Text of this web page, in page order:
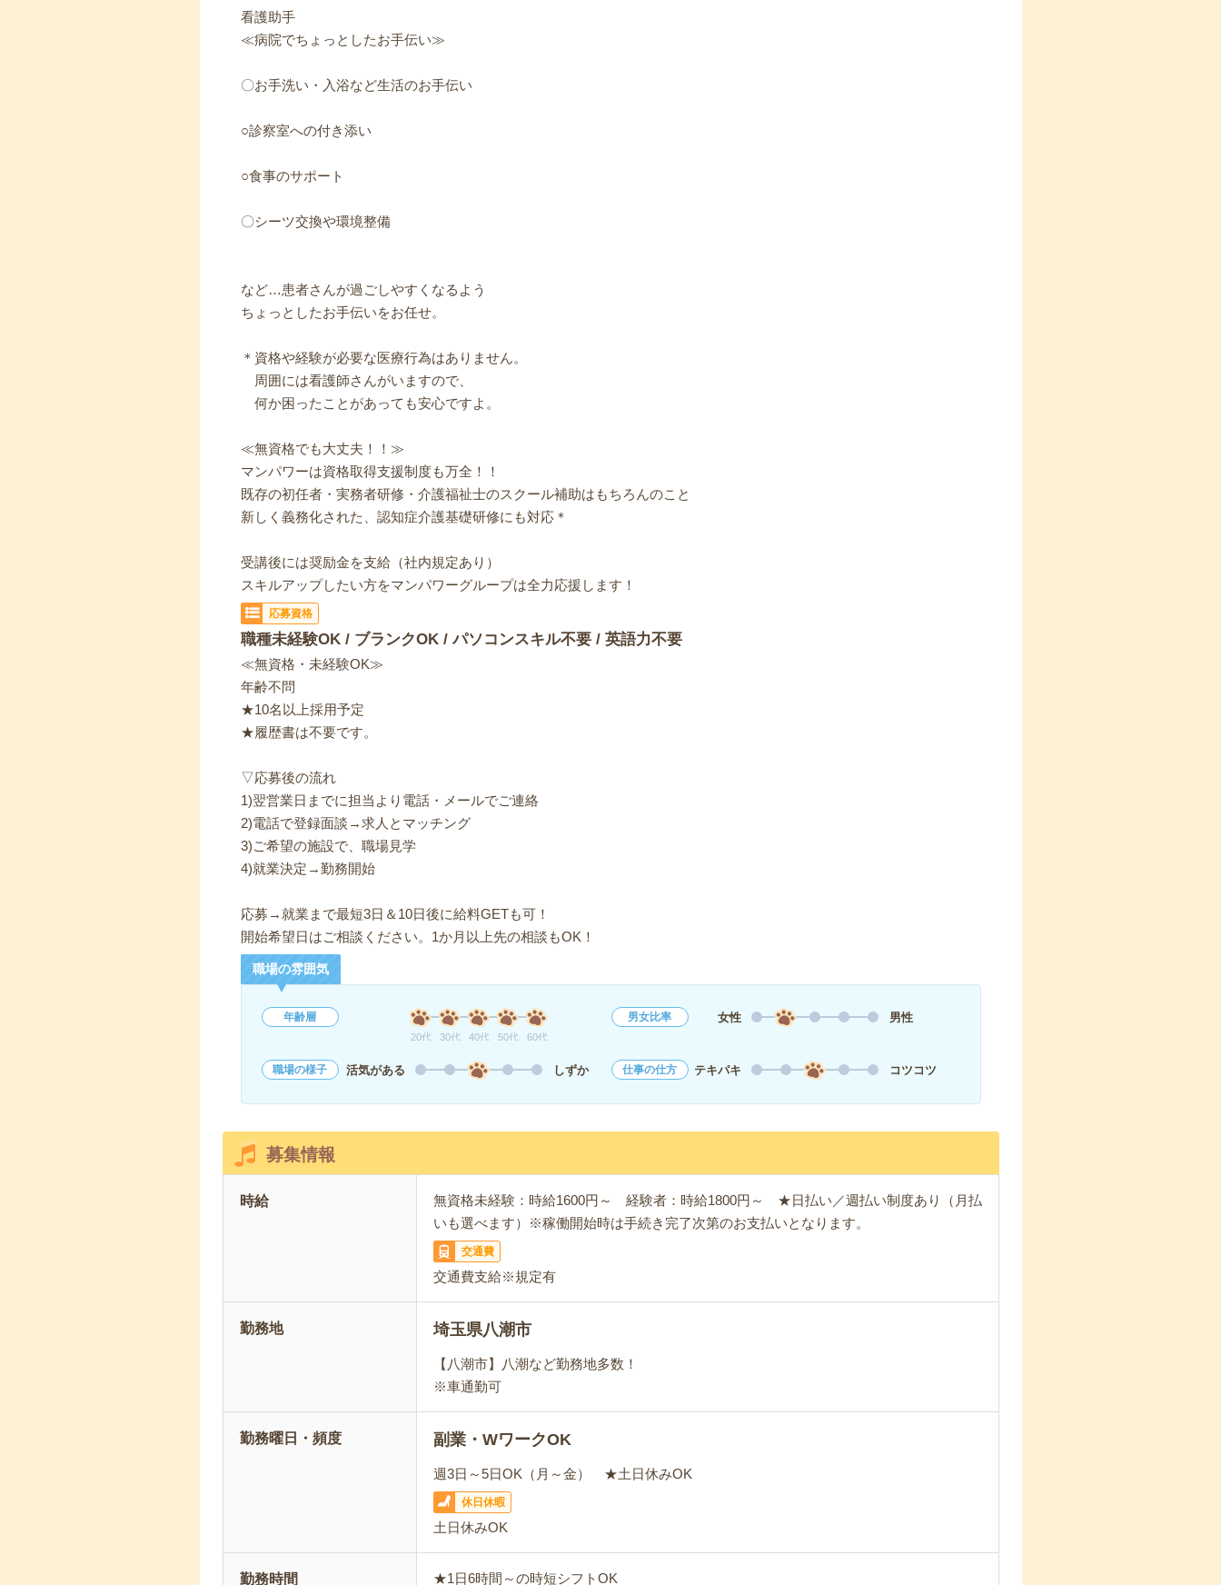
看護助手
≪病院でちょっとしたお手伝い≫
〇お手洗い・入浴など生活のお手伝い
○診察室への付き添い
○食事のサポート
〇シーツ交換や環境整備
など…患者さんが過ごしやすくなるよう
ちょっとしたお手伝いをお任せ。
＊資格や経験が必要な医療行為はありません。
周囲には看護師さんがいますので、
何か困ったことがあっても安心ですよ。
≪無資格でも大丈夫！！≫
マンパワーは資格取得支援制度も万全！！
既存の初任者・実務者研修・介護福祉士のスクール補助はもちろんのこと
新しく義務化された、認知症介護基礎研修にも対応＊
受講後には奨励金を支給（社内規定あり）
スキルアップしたい方をマンパワーグループは全力応援します！
応募資格
職種未経験OK / ブランクOK / パソコンスキル不要 / 英語力不要
≪無資格・未経験OK≫
年齢不問
★10名以上採用予定
★履歴書は不要です。
▽応募後の流れ
1)翌営業日までに担当より電話・メールでご連絡
2)電話で登録面談→求人とマッチング
3)ご希望の施設で、職場見学
4)就業決定→勤務開始
応募→就業まで最短3日＆10日後に給料GETも可！
開始希望日はご相談ください。1か月以上先の相談もOK！
職場の雰囲気
年齢層
20代 30代 40代 50代 60代
男女比率 女性 男性
職場の様子 活気がある しずか 仕事の仕方 テキパキ コツコツ
募集情報
時給
無資格未経験：時給1600円～ 経験者：時給1800円～ ★日払い／週払い制度あり（月払
いも選べます）※稼働開始時は手続き完了次第のお支払いとなります。
交通費
交通費支給※規定有
勤務地 埼玉県八潮市
【八潮市】八潮など勤務地多数！
※車通勤可
勤務曜日・頻度 副業・WワークOK
週3日～5日OK（月～金） ★土日休みOK
休日休暇
土日休みOK
勤務時間 ★1日6時間～の時短シフトOK